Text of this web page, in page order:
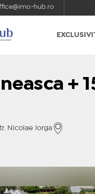
hub.ro
+
Nicolae Iorga